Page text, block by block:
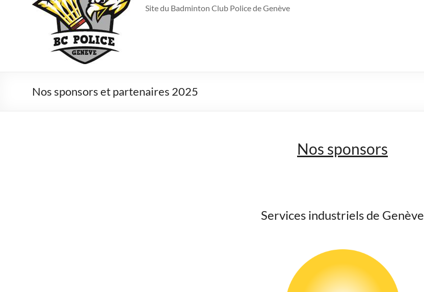
Site du Badminton Club Police de Genève
Nos sponsors et partenaires 2025
Nos sponsors
Services industriels de Genève